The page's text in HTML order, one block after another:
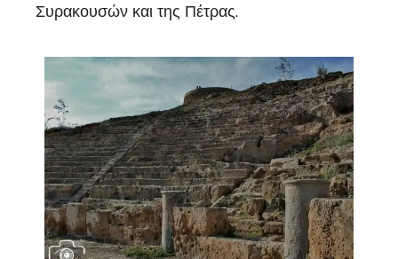
Συρακουσών και της Πέτρας.